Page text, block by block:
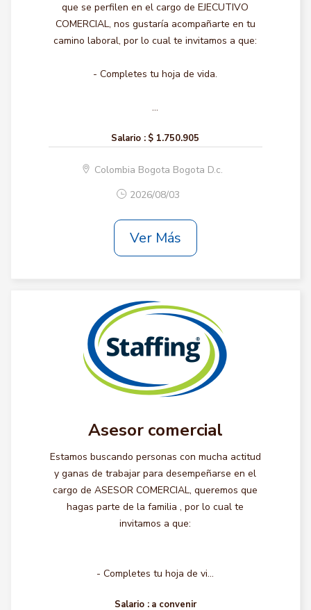
que se perfilen en el cargo de EJECUTIVO
COMERCIAL, nos gustaría acompañarte en tu
camino laboral, por lo cual te invitamos a que:
- Completes tu hoja de vida.
...
Salario : $ 1.750.905
Colombia Bogota Bogota D.c.
2026/08/03
Ver Más
Asesor comercial
Estamos buscando personas con mucha actitud
y ganas de trabajar para desempeñarse en el
cargo de ASESOR COMERCIAL, queremos que
hagas parte de la familia , por lo cual te
invitamos a que:
- Completes tu hoja de vi...
Salario : a convenir